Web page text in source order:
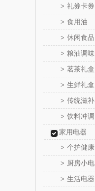
> 礼券卡券
> 食用油
> 休闲食品
> 粮油调味
> 茗茶礼盒
> 生鲜礼盒
> 传统滋补
> 饮料冲调
家用电器
> 个护健康
> 厨房小电
> 生活电器